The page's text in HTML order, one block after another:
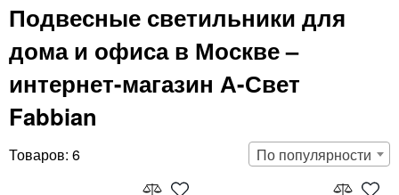
Подвесные светильники для
дома и офиса в Москве –
интернет-магазин А-Свет
Fabbian
6 По популярности